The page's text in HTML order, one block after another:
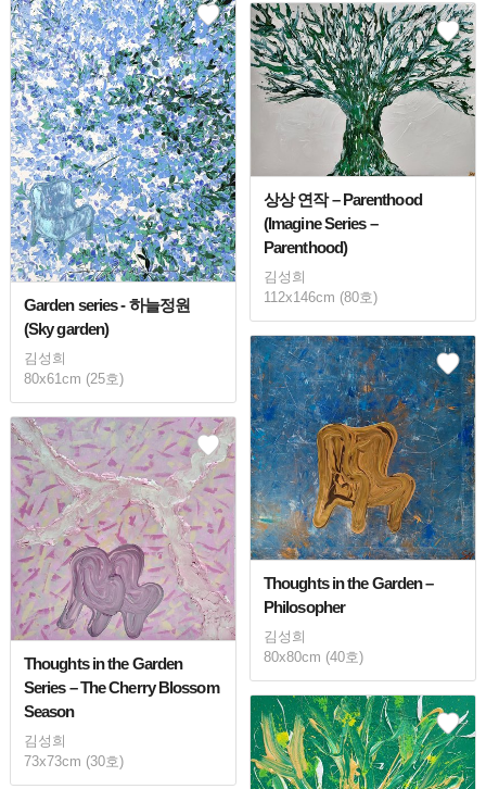
Garden series - 하늘정원
(Sky garden)
김성희
80x61cm (25호)
상상 연작 – Parenthood
(Imagine Series –
Parenthood)
김성희
112x146cm (80호)
Thoughts in the Garden –
Philosopher
김성희
80x80cm (40호)
Thoughts in the Garden
Series – The Cherry Blossom
Season
김성희
73x73cm (30호)